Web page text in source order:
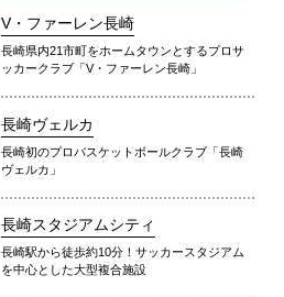
V・ファーレン長崎
長崎県内21市町をホームタウンとするプロサ
ッカークラブ「V・ファーレン長崎」
長崎ヴェルカ
長崎初のプロバスケットボールクラブ「長崎
ヴェルカ」
長崎スタジアムシティ
長崎駅から徒歩約10分！サッカースタジアム
を中心とした大型複合施設